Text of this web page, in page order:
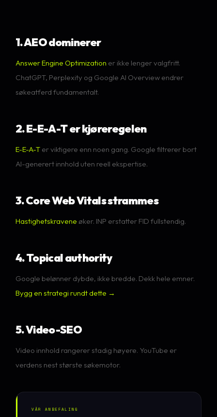
1. AEO dominerer
Answer Engine Optimization er ikke lenger valgfritt.
ChatGPT, Perplexity og Google AI Overview endrer
søkeatferd fundamentalt.
2. E-E-A-T er kjøreregelen
E-E-A-T er viktigere enn noen gang. Google filtrerer bort
AI-generert innhold uten reell ekspertise.
3. Core Web Vitals strammes
Hastighetskravene øker. INP erstatter FID fullstendig.
4. Topical authority
Google belønner dybde, ikke bredde. Dekk hele emner.
Bygg en strategi rundt dette →
5. Video-SEO
Video innhold rangerer stadig høyere. YouTube er
verdens nest største søkemotor.
VÅR ANBEFALING